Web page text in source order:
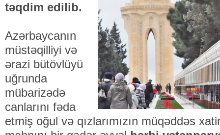
təqdim edilib.
Azərbaycanın
müstəqilliyi və
ərazi bütövlüyü
uğrunda
mübarizədə
canlarını fəda
etmiş oğul və qızlarımızın müqəddəs